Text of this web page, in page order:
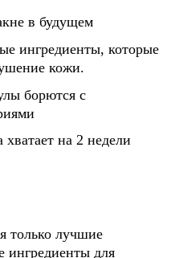
в будущем
ингредиенты, которые
кожи.
борются с
хватает на 2 недели
только лучшие
ингредиенты для